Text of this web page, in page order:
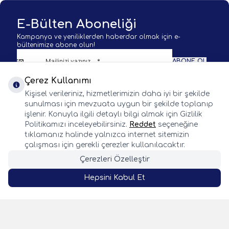
SEPETE EKLE
E-Bülten Aboneliği
Kampanya ve yeniliklerden haberdar olmak için e-
bültenimize abone olun!
ABONE OL
KVKK Sözleşmesi'ni
BALIK AVI KAMP VE DOĞA SPORLARI
Instagram
Önemli Bilgiler
Çerez Kullanımı
Kişisel verileriniz, hizmetlerimizin daha iyi bir şekilde
sunulması için mevzuata uygun bir şekilde toplanıp
işlenir. Konuyla ilgili detaylı bilgi almak için Gizlilik
Politikamızı inceleyebilirsiniz. Reddet seçeneğine
tıklamanız halinde yalnızca internet sitemizin
çalışması için gerekli çerezler kullanılacaktır.
Çerezleri Özelleştir
Hepsini Kabul Et